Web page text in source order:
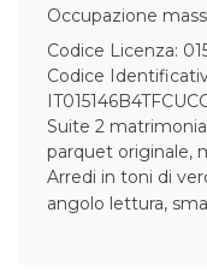
Occupazione
Codice Licenza:
Codice
Suite 2
parquet originale,
Arredi in toni di
angolo lettura,